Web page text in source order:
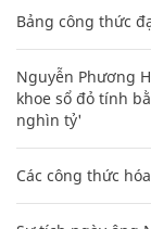
Bảng công thức
Nguyễn Phương
khoe sổ đỏ tính
nghìn tỷ'
Các công thức